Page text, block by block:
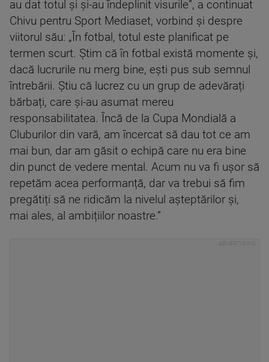
au dat totul și și-au îndeplinit visurile”, a continuat
Chivu pentru Sport Mediaset, vorbind și despre
viitorul său: „În fotbal, totul este planificat pe
termen scurt. Știm că în fotbal există momente și,
dacă lucrurile nu merg bine, ești pus sub semnul
întrebării. Știu că lucrez cu un grup de adevărați
bărbați, care și-au asumat mereu
responsabilitatea. Încă de la Cupa Mondială a
Cluburilor din vară, am încercat să dau tot ce am
mai bun, dar am găsit o echipă care nu era bine
din punct de vedere mental. Acum nu va fi ușor să
repetăm acea performanță, dar va trebui să fim
pregătiți să ne ridicăm la nivelul așteptărilor și,
mai ales, al ambițiilor noastre.”